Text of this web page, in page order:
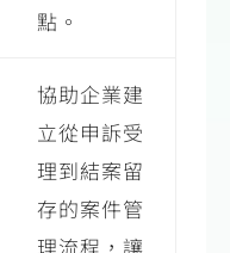
點。
協助企業建
立從申訴受
理到結案留
存的案件管
理流程，讓